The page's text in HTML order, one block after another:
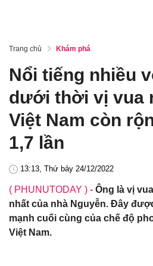
Trang chủ Khám phá
Nổi tiếng nhiều
dưới thời vị vua
Việt Nam còn
1,7 lần
13:13, Thứ bảy 24/12/2022
( PHUNUTODAY ) - Ông là vị
nhất của nhà Nguyễn. Đây
mạnh cuối cùng của chế độ
Việt Nam.